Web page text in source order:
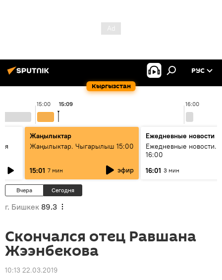
Кыргызстан
РУС
15:00 16:00
15:09
Жаңылыктар
Жаңылыктар. Чыгарылыш 15:00
15:01 7 мин эфир
Ежедневные новости
Ежедневные новости.
16:00
16:01 3 мин
Вчера Сегодня
г. Бишкек 89.3
Скончался отец Равшана
Жээнбекова
10:13 22.03.2019